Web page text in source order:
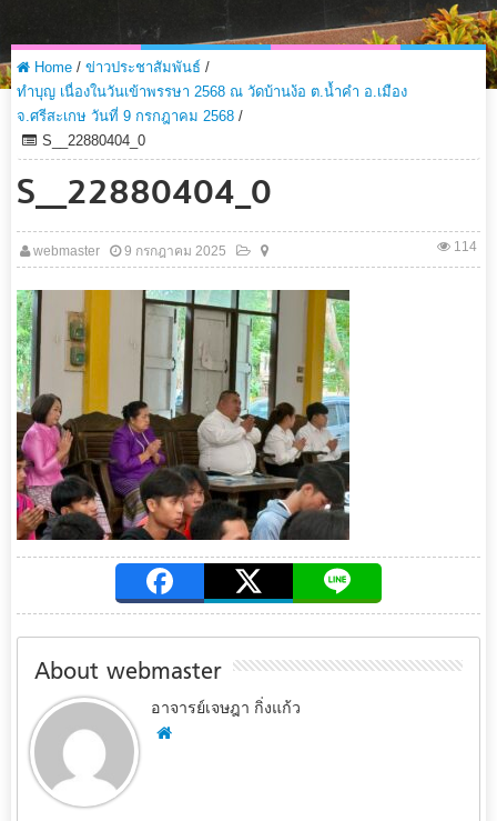
Home / ข่าวประชาสัมพันธ์ /
ทำบุญ เนื่องในวันเข้าพรรษา 2568 ณ วัดบ้านง้อ ต.น้ำคำ อ.เมือง
จ.ศรีสะเกษ วันที่ 9 กรกฎาคม 2568 /
S__22880404_0
S__22880404_0
webmaster 9 กรกฎาคม 2025 114
About webmaster
อาจารย์เจษฎา กิ่งแก้ว